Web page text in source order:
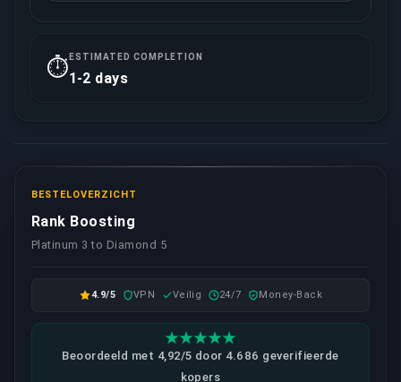
⏱️ ESTIMATED COMPLETION
1-2 days
BESTELOVERZICHT
Rank Boosting
Platinum 3 to Diamond 5
4.9/5 VPN Veilig 24/7 Money-Back
Beoordeeld met 4,92/5 door 4.686 geverifieerde
kopers